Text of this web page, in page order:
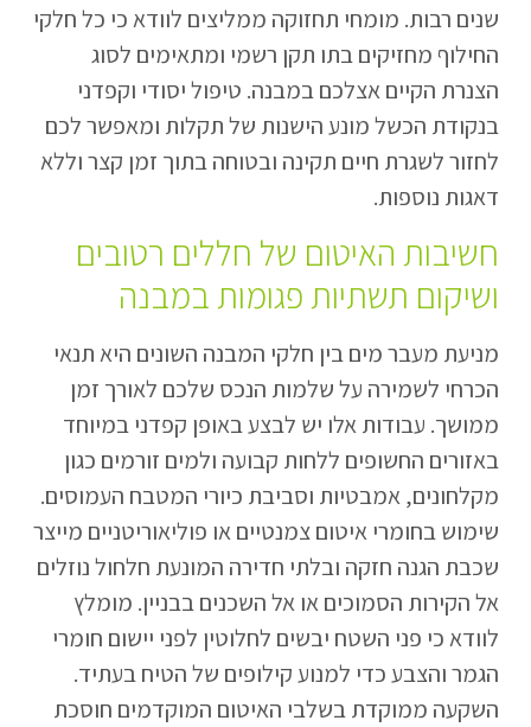
שנים רבות. מומחי תחזוקה ממליצים לוודא כי כל חלקי
החילוף מחזיקים בתו תקן רשמי ומתאימים לסוג
הצנרת הקיים אצלכם במבנה. טיפול יסודי וקפדני
בנקודת הכשל מונע הישנות של תקלות ומאפשר לכם
לחזור לשגרת חיים תקינה ובטוחה בתוך זמן קצר וללא
דאגות נוספות.
חשיבות האיטום של חללים רטובים
ושיקום תשתיות פגומות במבנה
מניעת מעבר מים בין חלקי המבנה השונים היא תנאי
הכרחי לשמירה על שלמות הנכס שלכם לאורך זמן
ממושך. עבודות אלו יש לבצע באופן קפדני במיוחד
באזורים החשופים ללחות קבועה ולמים זורמים כגון
מקלחונים, אמבטיות וסביבת כיורי המטבח העמוסים.
שימוש בחומרי איטום צמנטיים או פוליאוריטניים מייצר
שכבת הגנה חזקה ובלתי חדירה המונעת חלחול נוזלים
אל הקירות הסמוכים או אל השכנים בבניין. מומלץ
לוודא כי פני השטח יבשים לחלוטין לפני יישום חומרי
הגמר והצבע כדי למנוע קילופים של הטיח בעתיד.
השקעה ממוקדת בשלבי האיטום המוקדמים חוסכת